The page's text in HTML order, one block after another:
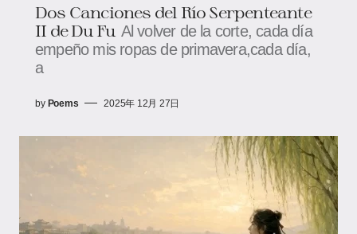
Dos Canciones del Río Serpenteante
II de Du Fu Al volver de la corte, cada día
empeño mis ropas de primavera,cada día,
a
by Poems 2025年 12月 27日